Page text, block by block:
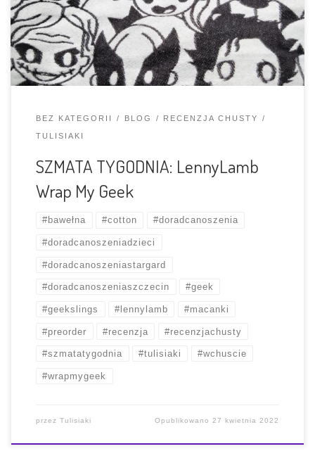
co dzień doceniam uniwersalność i łatwość pielęgnacji
chust bawełnianych, a bawełna od LL to klasyka gatunku.
Jeśli chodzi o tę […]
BEZ KATEGORII BLOG RECENZJA CHUSTY
TULISIAKI
SZMATA TYGODNIA: LennyLamb
Wrap My Geek
#bawełna #cotton #doradcanoszenia
#doradcanoszeniadzieci
#doradcanoszeniastargard
#doradcanoszeniaszczecin #geek
#geekslings #lennylamb #macanki
#preorder #recenzja #recenzjachusty
#szmatatygodnia #tulisiaki #wchuscie
#wrapmygeek
przez Tulisiaki Opublikowano27 kwietnia 2022